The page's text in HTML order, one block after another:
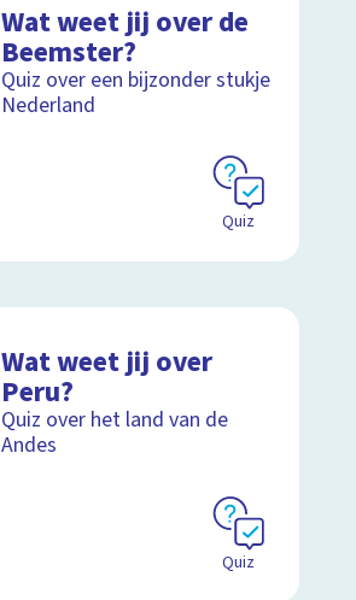
Wat weet jij over de
Beemster?
Quiz over een bijzonder stukje
Nederland
Quiz
Wat weet jij over
Peru?
Quiz over het land van de
Andes
Quiz